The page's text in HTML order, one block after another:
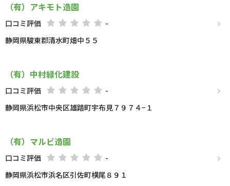
（有）アキモト造園
口コミ評価
-
静岡県駿東郡清水町畑中５５
（有）中村緑化建設
口コミ評価
-
静岡県浜松市中央区雄踏町宇布見７９７４−１
（有）マルビ造園
口コミ評価
-
静岡県浜松市浜名区引佐町横尾８９１